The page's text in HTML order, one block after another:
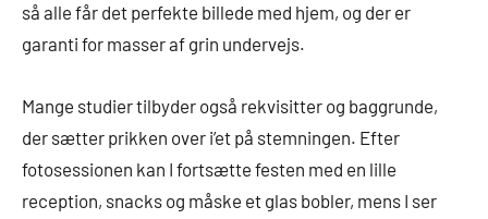
så alle får det perfekte billede med hjem, og der er
garanti for masser af grin undervejs.
Mange studier tilbyder også rekvisitter og baggrunde,
der sætter prikken over i’et på stemningen. Efter
fotosessionen kan I fortsætte festen med en lille
reception, snacks og måske et glas bobler, mens I ser